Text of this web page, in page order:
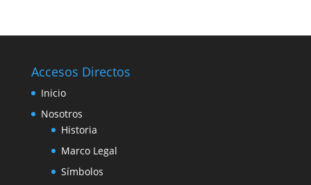
Accesos Directos
Inicio
Nosotros
Historia
Marco Legal
Símbolos